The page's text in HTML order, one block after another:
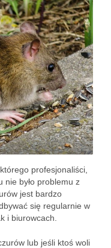
profesjonaliści,
nie było problemu z
jest bardzo
się regularnie w
i biurowcach.
lub jeśli ktoś woli